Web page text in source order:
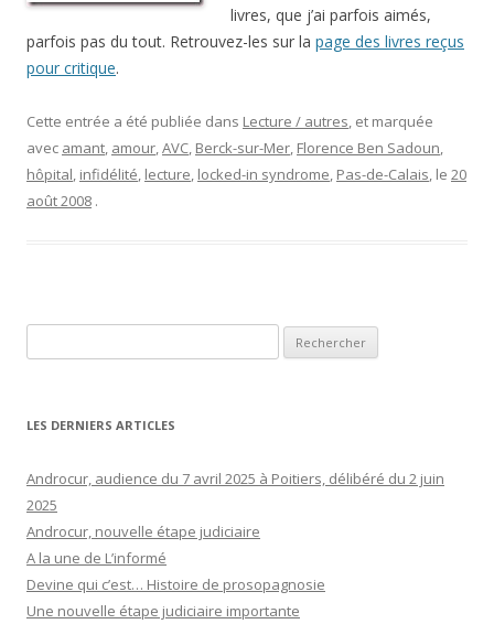
livres, que j’ai parfois aimés,
parfois pas du tout. Retrouvez-les sur la page des livres reçus
pour critique.
Cette entrée a été publiée dans Lecture / autres, et marquée
avec amant, amour,AVC, Berck-sur-Mer, Florence Ben Sadoun,
hôpital, infidélité, lecture, locked-in syndrome, Pas-de-Calais, le 20
août 2008 .
LES DERNIERS ARTICLES
Androcur, audience du 7 avril 2025 à Poitiers, délibéré du 2 juin
2025
Androcur, nouvelle étape judiciaire
A la une de L’informé
Devine qui c’est… Histoire de prosopagnosie
Une nouvelle étape judiciaire importante